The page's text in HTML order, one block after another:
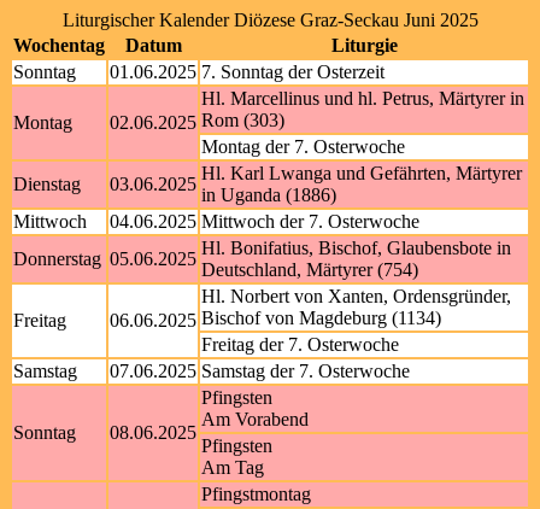
Liturgischer Kalender Diözese Graz-Seckau Juni 2025
Wochentag
Datum
Liturgie
Sonntag
01.06.2025 7. Sonntag der Osterzeit
Montag 02.06.2025
Hl. Marcellinus und hl. Petrus, Märtyrer in
Rom (303)
Montag der 7. Osterwoche
Dienstag
03.06.2025
Hl. Karl Lwanga und Gefährten, Märtyrer
in Uganda (1886)
Mittwoch
04.06.2025 Mittwoch der 7. Osterwoche
Donnerstag 05.06.2025
Hl. Bonifatius, Bischof, Glaubensbote in
Deutschland, Märtyrer (754)
Freitag 06.06.2025
Hl. Norbert von Xanten, Ordensgründer,
Bischof von Magdeburg (1134)
Freitag der 7. Osterwoche
Samstag
07.06.2025 Samstag der 7. Osterwoche
Sonntag 08.06.2025
Pfingsten
Am Vorabend
Pfingsten
Am Tag
Pfingstmontag